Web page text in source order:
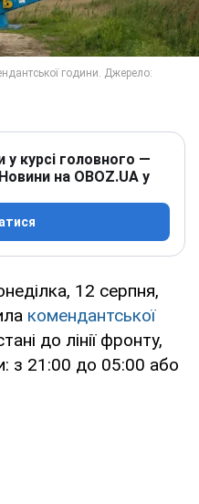
курсі головного —
на OBOZ.UA у
12 серпня,
комендантської
до лінії фронту,
з 21:00 до 05:00 або